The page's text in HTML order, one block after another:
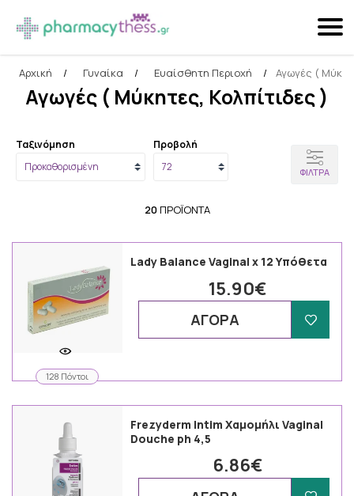
Αναζήτηση
Αρχική / Γυναίκα / Ευαίσθητη Περιοχή / Αγωγές (
Αγωγές ( Μύκητες, Κολπίτιδες )
Ταξινόμηση Προβολή
ΦΊΛΤΡΑ
20ΠΡΟΪΌΝΤΑ
128 Πόντοι
Lady Balance Vaginal x 12 Υπόθετα
15.90€
ΑΓΟΡΑ
Frezyderm Intim Χαμομήλι Vaginal
Douche ph 4,5
6.86€